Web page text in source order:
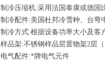
制冷压缩机:采用法国泰康或德国
制冷配件:美国杜邦冷雪种、台弯
制冷方式:根据设备功率大小及客
样品架:不锈钢样品层置物架2层
电气配件:*牌电气元件